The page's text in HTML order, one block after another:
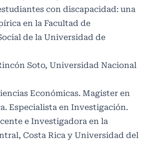
con discapacidad: una
en la Facultad de
de la Universidad de
Soto, Universidad Nacional
Económicas. Magister en
Especialista en Investigación.
e Investigadora en la
Costa Rica y Universidad del